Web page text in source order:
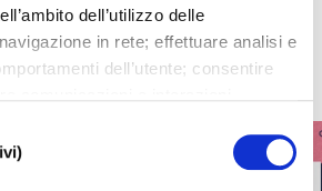
dell’utilizzo delle
in rete; effettuare analisi e
dell’utente; consentire
all’uso di tutti i cookie non
quelli di profilazione, analitici e
COMPLETO